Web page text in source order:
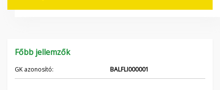
Főbb jellemzők
GK azonosító: BALFLI000001